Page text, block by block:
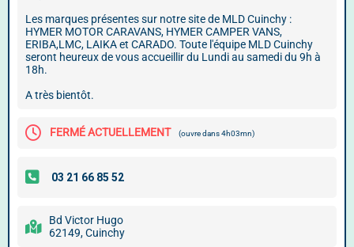
Les marques présentes sur notre site de MLD Cuinchy :
HYMER MOTOR CARAVANS, HYMER CAMPER VANS,
ERIBA,LMC, LAIKA et CARADO. Toute l'équipe MLD Cuinchy
seront heureux de vous accueillir du Lundi au samedi du 9h à
18h.
A très bientôt.
FERMÉ ACTUELLEMENT (ouvre dans 4h03mn)
Bd Victor Hugo
62149, Cuinchy